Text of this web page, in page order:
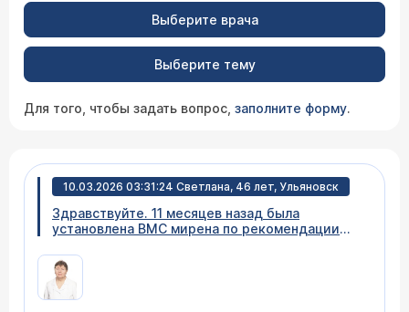
Выберите врача
Выберите тему
Для того, чтобы задать вопрос, заполните форму.
10.03.2026 03:31:24 Светлана, 46 лет, Ульяновск
Здравствуйте. 11 месяцев назад была
установлена ВМС мирена по рекомендации
было нормально, после полгода в ноябре 2025
года были очень обильные месячные с
большим выделением кровяных сгустков.